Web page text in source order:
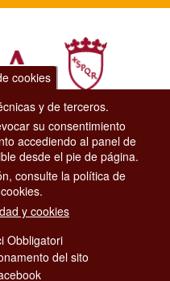
Turismo e Moda.
TEL. 06 06 08
cookies
y de terceros.
su consentimiento
accediendo al panel de
desde el pie de página.
consulte la política de
y cookies
Obbligatori
del sito